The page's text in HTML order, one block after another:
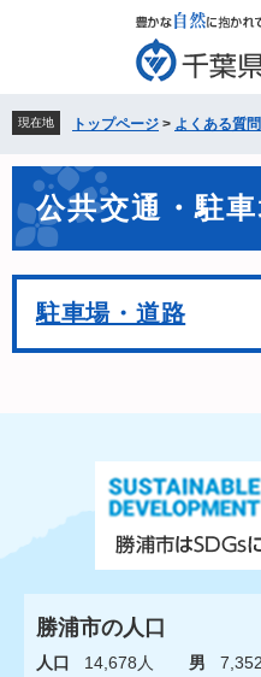
先
頭
で
を
飛
ば
本
現在地 トップページ > よくある質問
文 公共交通・駐
駐車場・道路
勝浦市の人口
人口 14,678人 男